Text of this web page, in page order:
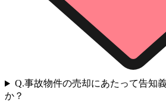
Q.事故物件の売却にあたって告知
か？